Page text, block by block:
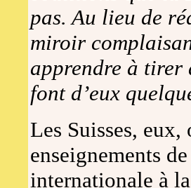
pas. Au lieu de
miroir
apprendre à tirer
font d’eux
Les Suisses,
enseignements
internationale à